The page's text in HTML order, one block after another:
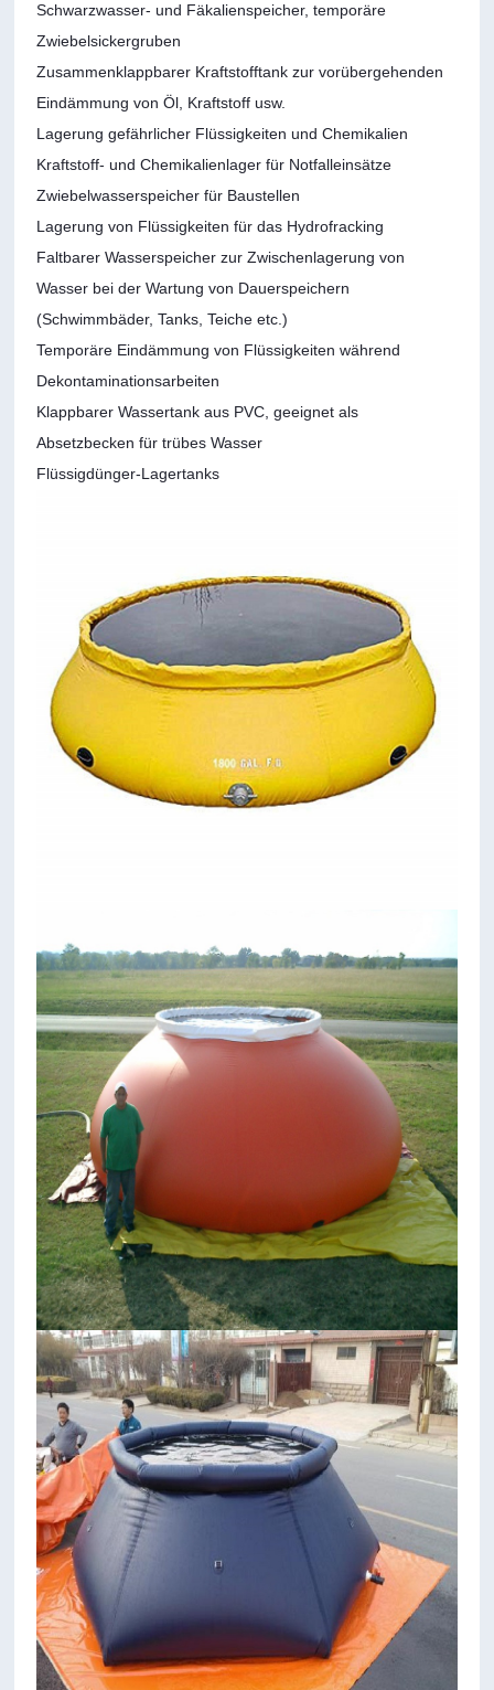
Schwarzwasser- und Fäkalienspeicher, temporäre
Zwiebelsickergruben
Zusammenklappbarer Kraftstofftank zur vorübergehenden
Eindämmung von Öl, Kraftstoff usw.
Lagerung gefährlicher Flüssigkeiten und Chemikalien
Kraftstoff- und Chemikalienlager für Notfalleinsätze
Zwiebelwasserspeicher für Baustellen
Lagerung von Flüssigkeiten für das Hydrofracking
Faltbarer Wasserspeicher zur Zwischenlagerung von
Wasser bei der Wartung von Dauerspeichern
(Schwimmbäder, Tanks, Teiche etc.)
Temporäre Eindämmung von Flüssigkeiten während
Dekontaminationsarbeiten
Klappbarer Wassertank aus PVC, geeignet als
Absetzbecken für trübes Wasser
Flüssigdünger-Lagertanks